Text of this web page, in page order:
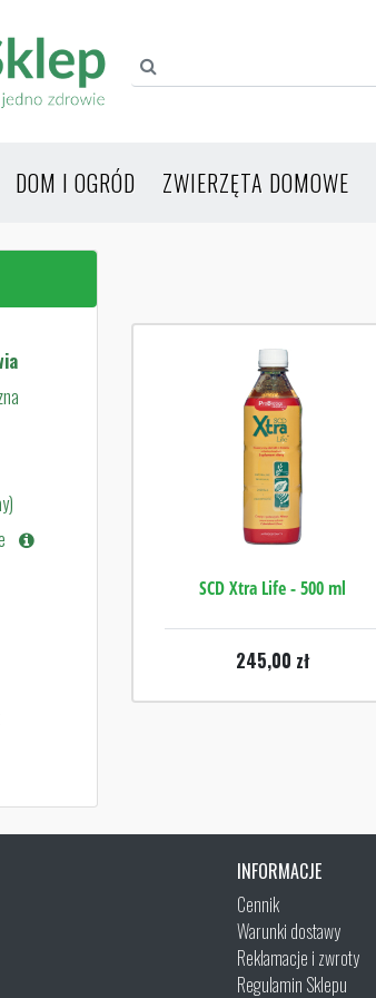
DOM I OGRÓD ZWIERZĘTA DOMOWE
SCD Xtra Life - 500 ml
245,00 zł
INFORMACJE
Cennik
Warunki dostawy
Reklamacje i zwroty
Regulamin Sklepu